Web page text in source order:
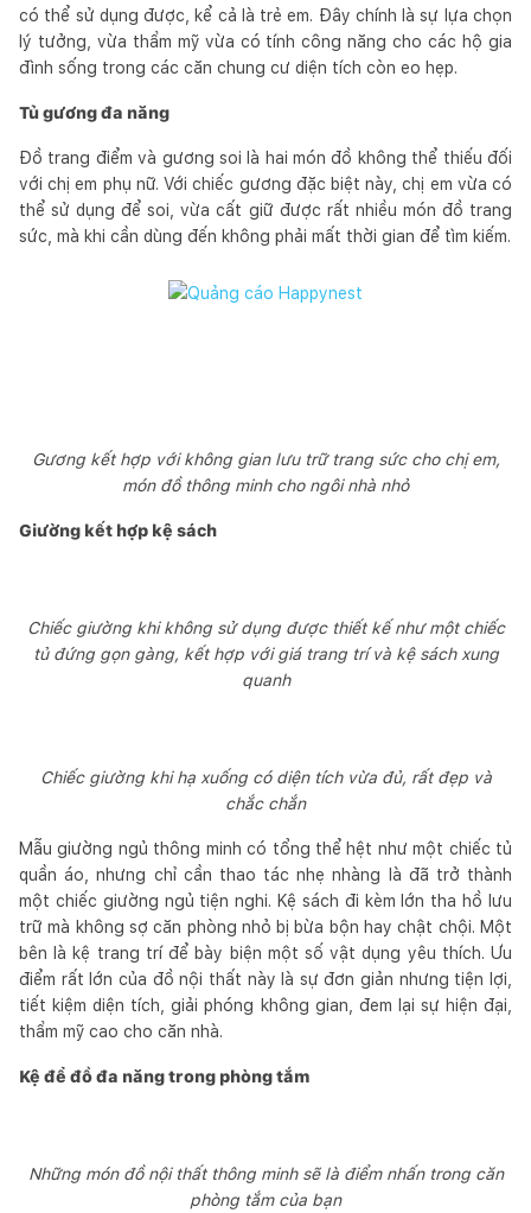
có thể sử dụng được, kể cả là trẻ em. Đây chính là sự lựa chọn
lý tưởng, vừa thẩm mỹ vừa có tính công năng cho các hộ gia
đình sống trong các căn chung cư diện tích còn eo hẹp.
Tủ gương đa năng
Đồ trang điểm và gương soi là hai món đồ không thể thiếu đối
với chị em phụ nữ. Với chiếc gương đặc biệt này, chị em vừa có
thể sử dụng để soi, vừa cất giữ được rất nhiều món đồ trang
sức, mà khi cần dùng đến không phải mất thời gian để tìm kiếm.
Gương kết hợp với không gian lưu trữ trang sức cho chị em,
món đồ thông minh cho ngôi nhà nhỏ
Giường kết hợp kệ sách
Chiếc giường khi không sử dụng được thiết kế như một chiếc
tủ đứng gọn gàng, kết hợp với giá trang trí và kệ sách xung
quanh
Chiếc giường khi hạ xuống có diện tích vừa đủ, rất đẹp và
chắc chắn
Mẫu giường ngủ thông minh có tổng thể hệt như một chiếc tủ
quần áo, nhưng chỉ cần thao tác nhẹ nhàng là đã trở thành
một chiếc giường ngủ tiện nghi. Kệ sách đi kèm lớn tha hồ lưu
trữ mà không sợ căn phòng nhỏ bị bừa bộn hay chật chội. Một
bên là kệ trang trí để bày biện một số vật dụng yêu thích. Ưu
điểm rất lớn của đồ nội thất này là sự đơn giản nhưng tiện lợi,
tiết kiệm diện tích, giải phóng không gian, đem lại sự hiện đại,
thẩm mỹ cao cho căn nhà.
Kệ để đồ đa năng trong phòng tắm
Những món đồ nội thất thông minh sẽ là điểm nhấn trong căn
phòng tắm của bạn